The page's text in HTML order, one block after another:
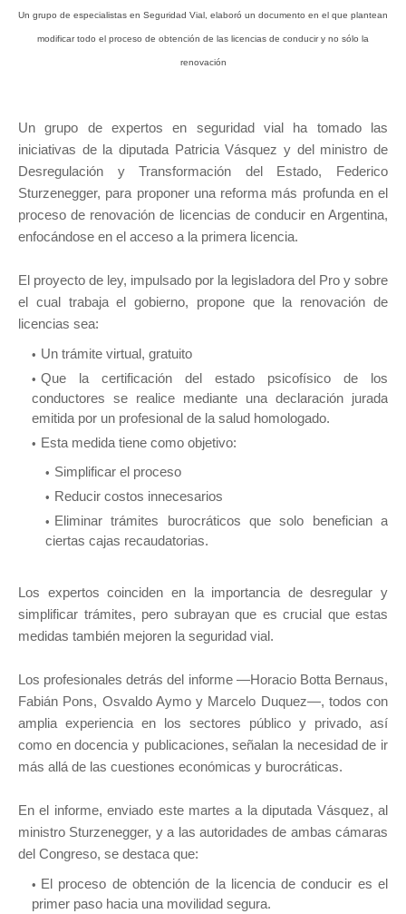
Un grupo de especialistas en Seguridad Vial, elaboró un documento en el que plantean
modificar todo el proceso de obtención de las licencias de conducir y no sólo la
renovación
Un grupo de expertos en seguridad vial ha tomado las
iniciativas de la diputada Patricia Vásquez y del ministro de
Desregulación y Transformación del Estado, Federico
Sturzenegger, para proponer una reforma más profunda en el
proceso de renovación de licencias de conducir en Argentina,
enfocándose en el acceso a la primera licencia.
El proyecto de ley, impulsado por la legisladora del Pro y sobre
el cual trabaja el gobierno, propone que la renovación de
licencias sea:
Un trámite virtual, gratuito
Que la certificación del estado psicofísico de los
conductores se realice mediante una declaración jurada
emitida por un profesional de la salud homologado.
Esta medida tiene como objetivo:
Simplificar el proceso
Reducir costos innecesarios
Eliminar trámites burocráticos que solo benefician a
ciertas cajas recaudatorias.
Los expertos coinciden en la importancia de desregular y
simplificar trámites, pero subrayan que es crucial que estas
medidas también mejoren la seguridad vial.
Los profesionales detrás del informe —Horacio Botta Bernaus,
Fabián Pons, Osvaldo Aymo y Marcelo Duquez—, todos con
amplia experiencia en los sectores público y privado, así
como en docencia y publicaciones, señalan la necesidad de ir
más allá de las cuestiones económicas y burocráticas.
En el informe, enviado este martes a la diputada Vásquez, al
ministro Sturzenegger, y a las autoridades de ambas cámaras
del Congreso, se destaca que:
El proceso de obtención de la licencia de conducir es el
primer paso hacia una movilidad segura.